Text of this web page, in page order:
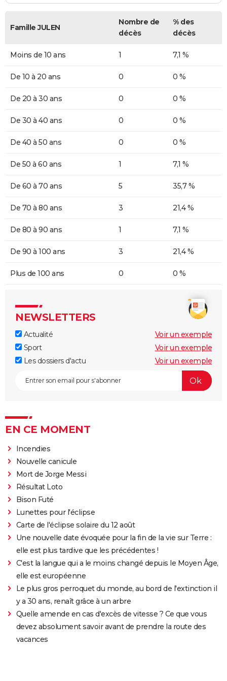
Famille JULEN
Nombre de
décès
% des
décès
Moins de 10 ans 1 7,1 %
De 10 à 20 ans 0 0 %
De 20 à 30 ans 0 0 %
De 30 à 40 ans 0 0 %
De 40 à 50 ans 0 0 %
De 50 à 60 ans 1 7,1 %
De 60 à 70 ans 5 35,7 %
De 70 à 80 ans 3 21,4 %
De 80 à 90 ans 1 7,1 %
De 90 à 100 ans 3 21,4 %
Plus de 100 ans 0 0 %
NEWSLETTERS
Actualité
Voir un exemple
Sport
Voir un exemple
Les dossiers d'actu
Voir un exemple
EN CE MOMENT
Incendies
Nouvelle canicule
Mort de Jorge Messi
Résultat Loto
Bison Futé
Lunettes pour l'éclipse
Carte de l'éclipse solaire du 12 août
Une nouvelle date évoquée pour la fin de la vie sur Terre :
elle est plus tardive que les précédentes !
C'est la langue qui a le moins changé depuis le Moyen Âge,
elle est européenne
Le plus gros perroquet du monde, au bord de l'extinction il
y a 30 ans, renaît grâce à un arbre
Quelle amende en cas d'excès de vitesse ? Ce que vous
devez absolument savoir avant de prendre la route des
vacances